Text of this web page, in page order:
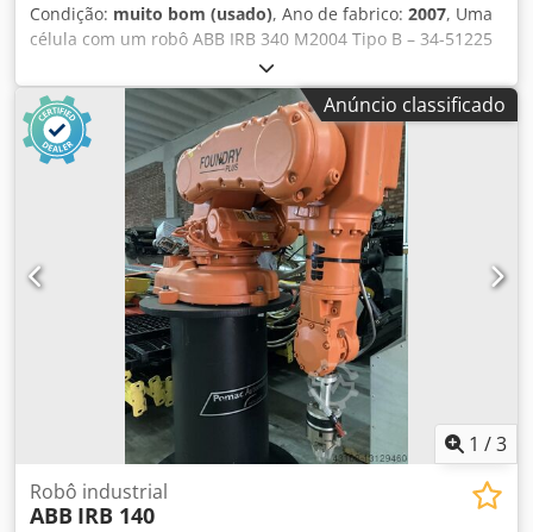
Condição: muito bom (usado), Ano de fabrico: 2007, Uma
célula com um robô ABB IRB 340 M2004 Tipo B – 34-51225
Um dos robôs de coleta e colocação mais rápidos da
década Robô Delta para alimentação rápida,
reconhecimento de detalhes e empilhamento Quantidade:
10 peças Ano de produção: 2008 Dkedjrbh Uxepfx Ap Dor
Controle: ABB M2004 Número de eixos: 4 Capacidade de
carga: 1 kg Peso do robô: 140 kg Recepção: Diâmetro - 1130
mm Altura - 250 mm Vendas - sem limite A célula possui
duas correias transportadoras com comprimento de 65 cm
e largura de 100 cm PREÇO para um ARobotic completo:
6.400 €/peça PREÇO para um robô em uma célula: 7.100
€/peça ⤵ (com sistema de processamento de imagem e
Anúncio classificado
1 /3
Robô industrial
ABB IRB 140